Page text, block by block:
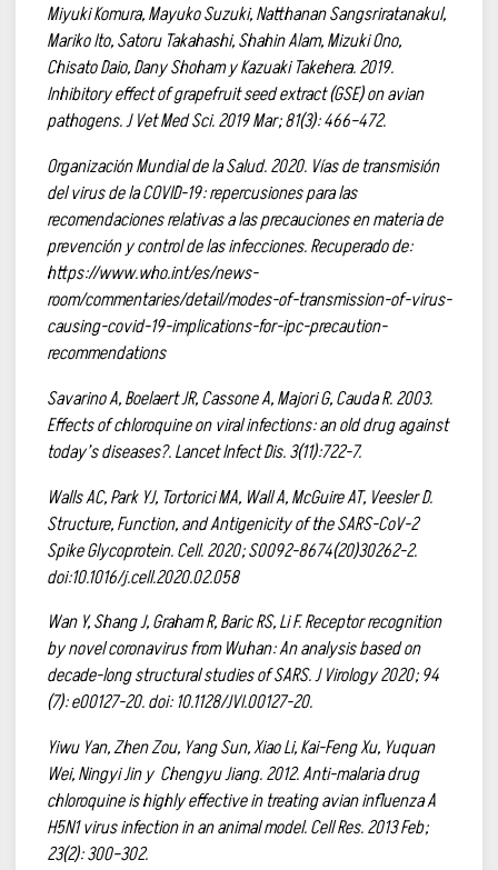
Miyuki Komura, Mayuko Suzuki, Natthanan Sangsriratanakul,
Mariko Ito, Satoru Takahashi, Shahin Alam, Mizuki Ono,
Chisato Daio, Dany Shoham y Kazuaki Takehera. 2019.
Inhibitory effect of grapefruit seed extract (GSE) on avian
pathogens. J Vet Med Sci. 2019 Mar; 81(3): 466–472.
Organización Mundial de la Salud. 2020. Vías de transmisión
del virus de la COVID-19: repercusiones para las
recomendaciones relativas a las precauciones en materia de
prevención y control de las infecciones. Recuperado de:
https://www.who.int/es/news-
room/commentaries/detail/modes-of-transmission-of-virus-
causing-covid-19-implications-for-ipc-precaution-
recommendations
Savarino A, Boelaert JR, Cassone A, Majori G, Cauda R. 2003.
Effects of chloroquine on viral infections: an old drug against
today’s diseases?. Lancet Infect Dis. 3(11):722-7.
Walls AC, Park YJ, Tortorici MA, Wall A, McGuire AT, Veesler D.
Structure, Function, and Antigenicity of the SARS-CoV-2
Spike Glycoprotein. Cell. 2020; S0092-8674(20)30262-2.
doi:10.1016/j.cell.2020.02.058
Wan Y, Shang J, Graham R, Baric RS, Li F. Receptor recognition
by novel coronavirus from Wuhan: An analysis based on
decade-long structural studies of SARS. J Virology 2020; 94
(7): e00127-20. doi: 10.1128/JVI.00127-20.
Yiwu Yan, Zhen Zou, Yang Sun, Xiao Li, Kai-Feng Xu, Yuquan
Wei, Ningyi Jin y Chengyu Jiang. 2012. Anti-malaria drug
chloroquine is highly effective in treating avian influenza A
H5N1 virus infection in an animal model. Cell Res. 2013 Feb;
23(2): 300–302.